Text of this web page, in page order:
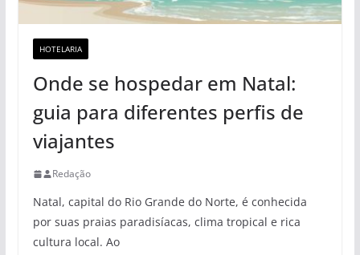
HOTELARIA
Onde se hospedar em Natal:
guia para diferentes perfis de
viajantes
Redação
Natal, capital do Rio Grande do Norte, é conhecida
por suas praias paradisíacas, clima tropical e rica
cultura local. Ao